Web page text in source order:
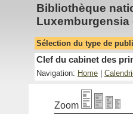
Bibliothèque
Luxemburgensia
Sélection du type de
Clef du cabinet des
Navigation: Home
Zoom